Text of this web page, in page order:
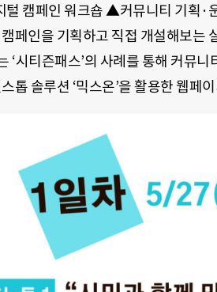
캠페인 워크숍 ▲커뮤니티 기획·
페인을 기획하고 직접 개설해보는
‘시티즌패스’의 사례를 통해 커뮤
톱 솔루션 ‘믹스온’을 활용한 웹페